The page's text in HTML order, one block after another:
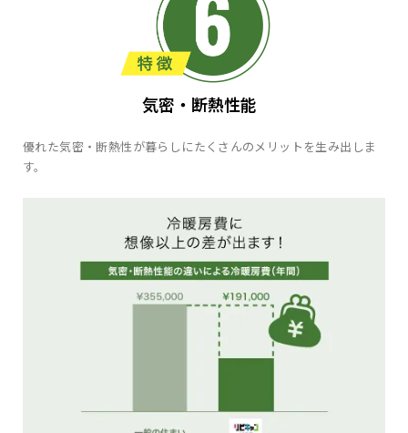
気密・断熱性能
優れた気密・断熱性が暮らしにたくさんのメリットを生み出しま
す。